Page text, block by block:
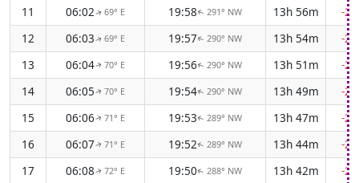
11
06:02↑69° E 19:58↑ 291° NW 13h 56m
-
12
06:03↑69° E 19:57↑ 290° NW 13h 54m
-
13
06:04↑70° E 19:56↑ 290° NW 13h 51m
-
14
06:05↑70° E 19:54↑ 290° NW 13h 49m
-
15
06:06↑71° E 19:53↑ 289° NW 13h 47m
-
16
06:07↑71° E 19:52↑ 289° NW 13h 44m
-
17
06:08↑72° E 19:50↑ 288° NW 13h 42m
-